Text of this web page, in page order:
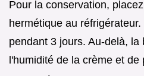
Pour la conservation,
hermétique au
pendant 3 jours. Au-delà,
l'humidité de la crème et